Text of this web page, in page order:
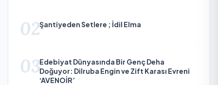
02Şantiyeden Setlere ; İdil Elma
03Edebiyat Dünyasında Bir Genç Deha
Doğuyor: Dilruba Engin ve Zift Karası Evreni
‘AVENOİR’